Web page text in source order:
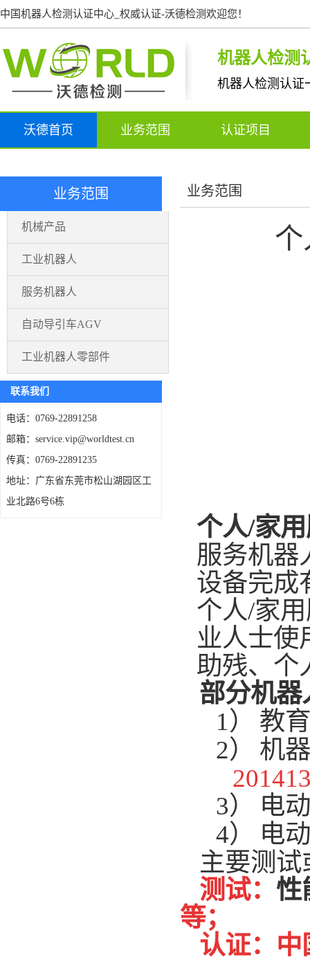
中国机器人检测认证中心_权威认证-沃德检测欢迎您！
机器人检测
机器人检测认证
沃德首页 业务范围 认证项目
业务范围
机械产品
工业机器人
服务机器人
自动导引车AGV
工业机器人零部件
联系我们
电话：0769-22891258
邮箱：service.vip@worldtest.cn
传真：0769-22891235
地址：广东省东莞市松山湖园区工
业北路6号6栋
业务范围
个人/家
服务机器
设备完成
个人/家
业人士使
助残、个
部分机
1） 教
2） 机
3） 电
4） 电
主要测
测试： 性
等；
认证：中